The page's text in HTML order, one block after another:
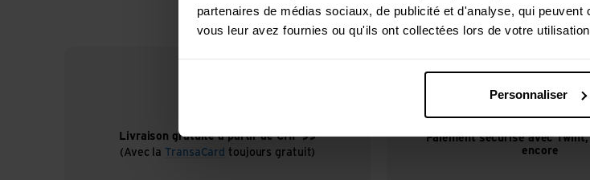
partenaires de médias sociaux, de publicité et d'analyse, qui
vous leur avez fournies ou qu'ils ont collectées lors de votre
Personnaliser
Livraison gratuite à partir de CHF 99
(Avec la
TransaCard toujours gratuit)
Paiement sécurisé avec
encore